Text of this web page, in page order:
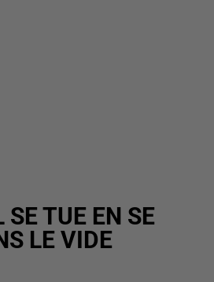
SE TUE EN SE
LE VIDE